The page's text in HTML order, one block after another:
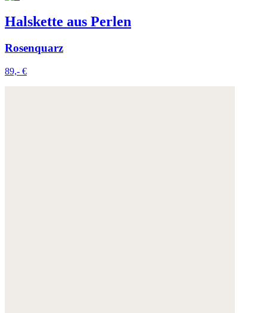
Halskette aus Perlen
Rosenquarz
89,- €